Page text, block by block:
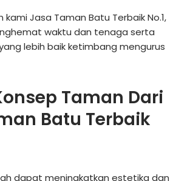
Jasa Taman Batu Terbaik No.1,
waktu dan tenaga serta
lebih baik ketimbang mengurus
Taman Dari
Batu Terbaik
dapat meningkatkan estetika dan